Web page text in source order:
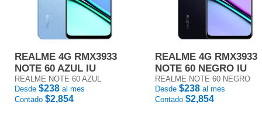
REALME 4G RMX3933
NOTE 60 AZUL IU
REALME NOTE 60 AZUL
Desde $238 al mes
Contado $2,854
REALME 4G RMX3933
NOTE 60 NEGRO IU
REALME NOTE 60 NEGRO
Desde $238 al mes
Contado $2,854